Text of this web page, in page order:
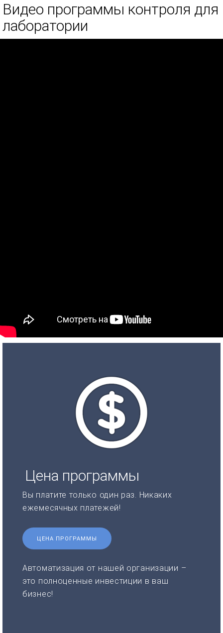
Видео программы контроля для
лаборатории
Цена программы
Вы платите только один раз. Никаких
ежемесячных платежей!
ЦЕНА ПРОГРАММЫ
Автоматизация от нашей организации –
это полноценные инвестиции в ваш
бизнес!